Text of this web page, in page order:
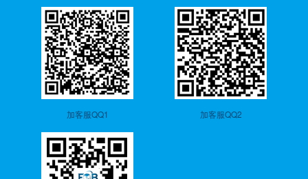
加客服QQ1 加客服QQ2